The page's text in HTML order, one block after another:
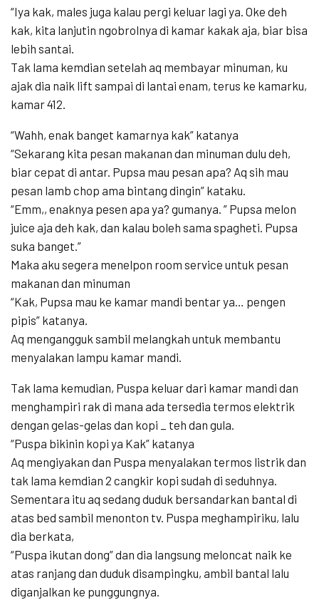
“Iya kak, males juga kalau pergi keluar lagi ya. Oke deh
kak, kita lanjutin ngobrolnya di kamar kakak aja, biar bisa
lebih santai.
Tak lama kemdian setelah aq membayar minuman, ku
ajak dia naik lift sampai di lantai enam, terus ke kamarku,
kamar 412.
“Wahh, enak banget kamarnya kak” katanya
“Sekarang kita pesan makanan dan minuman dulu deh,
biar cepat di antar. Pupsa mau pesan apa? Aq sih mau
pesan lamb chop ama bintang dingin” kataku.
“Emm,, enaknya pesen apa ya? gumanya. ” Pupsa melon
juice aja deh kak, dan kalau boleh sama spagheti. Pupsa
suka banget.”
Maka aku segera menelpon room service untuk pesan
makanan dan minuman
“Kak, Pupsa mau ke kamar mandi bentar ya… pengen
pipis” katanya.
Aq mengangguk sambil melangkah untuk membantu
menyalakan lampu kamar mandi.
Tak lama kemudian, Puspa keluar dari kamar mandi dan
menghampiri rak di mana ada tersedia termos elektrik
dengan gelas-gelas dan kopi _ teh dan gula.
“Puspa bikinin kopi ya Kak” katanya
Aq mengiyakan dan Puspa menyalakan termos listrik dan
tak lama kemdian 2 cangkir kopi sudah di seduhnya.
Sementara itu aq sedang duduk bersandarkan bantal di
atas bed sambil menonton tv. Puspa meghampiriku, lalu
dia berkata,
“Puspa ikutan dong” dan dia langsung meloncat naik ke
atas ranjang dan duduk disampingku, ambil bantal lalu
diganjalkan ke punggungnya.